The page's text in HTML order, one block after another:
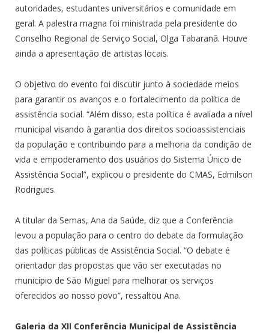
autoridades, estudantes universitários e comunidade em
geral. A palestra magna foi ministrada pela presidente do
Conselho Regional de Serviço Social, Olga Tabaranã. Houve
ainda a apresentação de artistas locais.
O objetivo do evento foi discutir junto à sociedade meios
para garantir os avanços e o fortalecimento da política de
assistência social. “Além disso, esta política é avaliada a nível
municipal visando à garantia dos direitos socioassistenciais
da população e contribuindo para a melhoria da condição de
vida e empoderamento dos usuários do Sistema Único de
Assistência Social”, explicou o presidente do CMAS, Edmilson
Rodrigues.
A titular da Semas, Ana da Saúde, diz que a Conferência
levou a população para o centro do debate da formulação
das políticas públicas de Assistência Social. “O debate é
orientador das propostas que vão ser executadas no
município de São Miguel para melhorar os serviços
oferecidos ao nosso povo”, ressaltou Ana.
Galeria da XII Conferência Municipal de Assistência